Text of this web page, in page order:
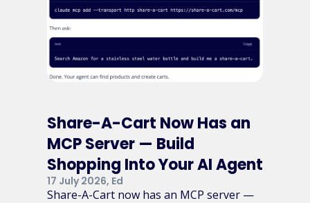
Share-A-Cart Now Has an
MCP Server — Build
Shopping Into Your AI Agent
17 July 2026, Ed
Share-A-Cart now has an MCP server —